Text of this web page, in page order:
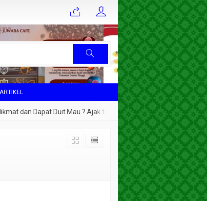
ARTIKEL
dan Dapat Duit Mau ? Ajak teman2 sebulan 1 orang saja..